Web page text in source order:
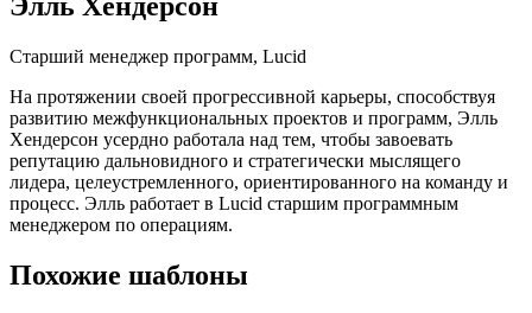
Старший менеджер программ, Lucid
На протяжении своей прогрессивной карьеры, способствуя
развитию межфункциональных проектов и программ, Элль
Хендерсон усердно работала над тем, чтобы завоевать
репутацию дальновидного и стратегически мыслящего
лидера, целеустремленного, ориентированного на команду и
процесс. Элль работает в Lucid старшим программным
менеджером по операциям.
Похожие шаблоны